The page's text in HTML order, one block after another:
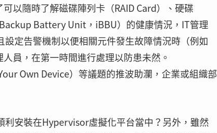
以隨時了解磁碟陣列卡（RAID Card）、硬碟
Battery Unit，iBBU）的健康情況，IT管理
定告警機制以便相關元件發生故障情況時（例如
員，在第一時間進行處理以防患未然。
Own Device）等議題的推波助瀾，企業或組織部
安裝在Hypervisor虛擬化平台當中？另外，雖然